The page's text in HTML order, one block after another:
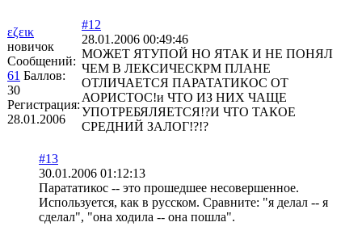
εζεικ
новичок
Сообщений:
61 Баллов:
30
Регистрация:
28.01.2006
#12
28.01.2006 00:49:46
МОЖЕТ ЯТУПОЙ НО ЯТАК И НЕ ПОНЯЛ
ЧЕМ В ЛЕКСИЧЕСКРМ ПЛАНЕ
ОТЛИЧАЕТСЯ ПАРАТАТИКОС ОТ
АОРИСТОС!и ЧТО ИЗ НИХ ЧАЩЕ
УПОТРЕБЯЛЯЕТСЯ!?И ЧТО ТАКОЕ
СРЕДНИЙ ЗАЛОГ!?!?
#13
30.01.2006 01:12:13
Парататикос -- это прошедшее несовершенное.
Используется, как в русском. Сравните: "я делал -- я
сделал", "она ходила -- она пошла".